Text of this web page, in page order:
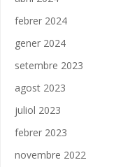
febrer 2024
gener 2024
setembre 2023
agost 2023
juliol 2023
febrer 2023
novembre 2022